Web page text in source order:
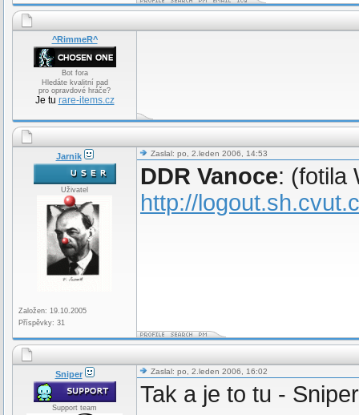
^RimmeR^
Bot fora
Hledáte kvalitní pad
pro opravdové hráče?
Je tu rare-items.cz
Jarnik
Uživatel
Založen: 19.10.2005
Příspěvky: 31
Zaslal: po, 2.leden 2006, 14:53
DDR Vanoce: (fotila
http://
Sniper
Support team
Zaslal: po, 2.leden 2006, 16:02
Tak a je to tu -